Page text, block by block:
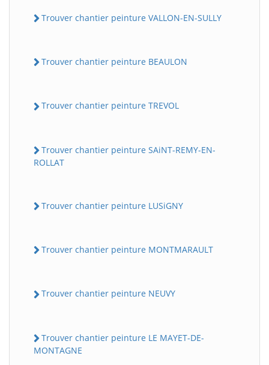
Trouver chantier peinture VALLON-EN-SULLY
Trouver chantier peinture BEAULON
Trouver chantier peinture TREVOL
Trouver chantier peinture SAiNT-REMY-EN-
ROLLAT
Trouver chantier peinture LUSiGNY
Trouver chantier peinture MONTMARAULT
Trouver chantier peinture NEUVY
Trouver chantier peinture LE MAYET-DE-
MONTAGNE